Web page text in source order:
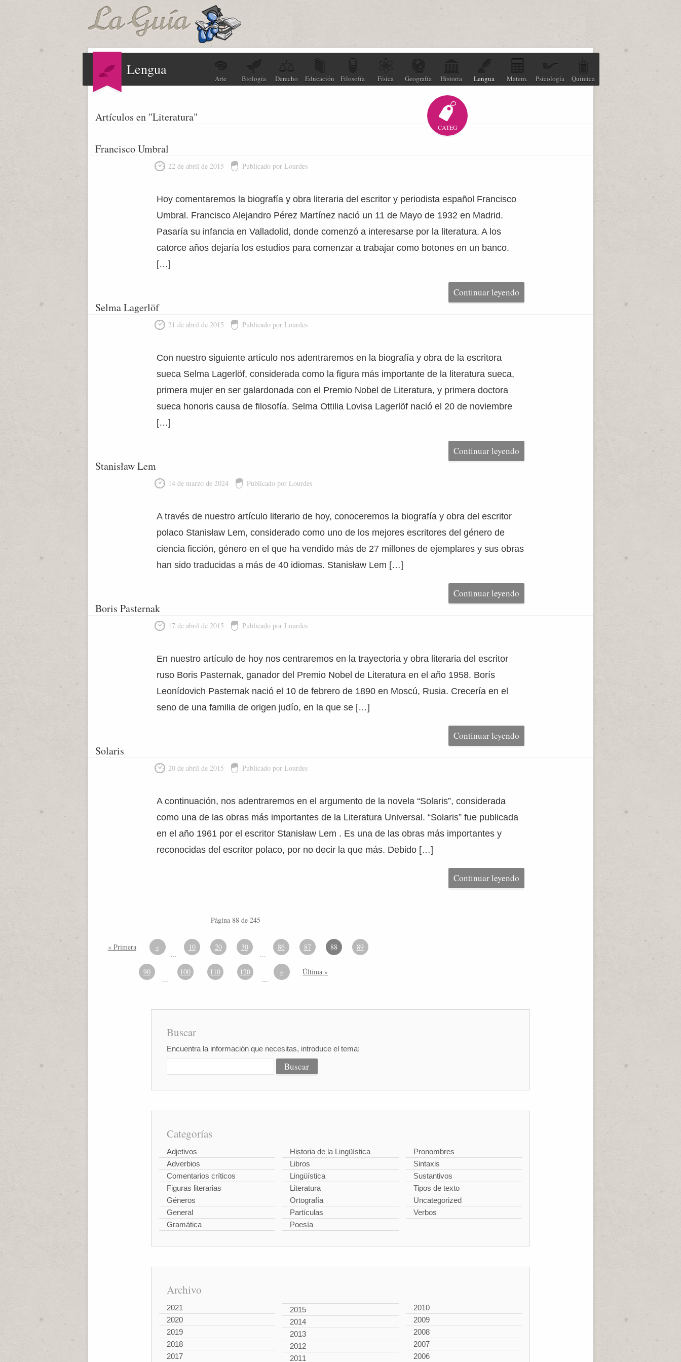
Lengua
Arte Biología Derecho Educación Filosofía Física Geografía Historia Lengua Matem. Psicología Química
Artículos en "Literatura"
CATEG
Francisco Umbral
22 de abril de 2015 Publicado por Lourdes
Hoy comentaremos la biografía y obra literaria del escritor y periodista español Francisco
Umbral. Francisco Alejandro Pérez Martínez nació un 11 de Mayo de 1932 en Madrid.
Pasaría su infancia en Valladolid, donde comenzó a interesarse por la literatura. A los
catorce años dejaría los estudios para comenzar a trabajar como botones en un banco.
[…]
Continuar leyendo
Selma Lagerlöf
21 de abril de 2015 Publicado por Lourdes
Con nuestro siguiente artículo nos adentraremos en la biografía y obra de la escritora
sueca Selma Lagerlöf, considerada como la figura más importante de la literatura sueca,
primera mujer en ser galardonada con el Premio Nobel de Literatura, y primera doctora
sueca honoris causa de filosofía. Selma Ottilia Lovisa Lagerlöf nació el 20 de noviembre
[…]
Continuar leyendo
Stanisław Lem
14 de marzo de 2024 Publicado por Lourdes
A través de nuestro artículo literario de hoy, conoceremos la biografía y obra del escritor
polaco Stanisław Lem, considerado como uno de los mejores escritores del género de
ciencia ficción, género en el que ha vendido más de 27 millones de ejemplares y sus obras
han sido traducidas a más de 40 idiomas. Stanisław Lem […]
Continuar leyendo
Boris Pasternak
17 de abril de 2015 Publicado por Lourdes
En nuestro artículo de hoy nos centraremos en la trayectoria y obra literaria del escritor
ruso Boris Pasternak, ganador del Premio Nobel de Literatura en el año 1958. Borís
Leonídovich Pasternak nació el 10 de febrero de 1890 en Moscú, Rusia. Crecería en el
seno de una familia de origen judío, en la que se […]
Continuar leyendo
Solaris
20 de abril de 2015 Publicado por Lourdes
A continuación, nos adentraremos en el argumento de la novela “Solaris”, considerada
como una de las obras más importantes de la Literatura Universal. “Solaris” fue publicada
en el año 1961 por el escritor Stanisław Lem . Es una de las obras más importantes y
reconocidas del escritor polaco, por no decir la que más. Debido […]
Continuar leyendo
Página 88 de 245
« Primera «
...
10 20 30
...
86 87 88 89
90
...
100 110 120
...
» Última »
Buscar
Encuentra la información que necesitas, introduce el tema:
Categorías
Adjetivos
Adverbios
Comentarios críticos
Figuras literarias
Géneros
General
Gramática
Historia de la Lingüística
Libros
Lingüística
Literatura
Ortografía
Partículas
Poesía
Pronombres
Sintaxis
Sustantivos
Tipos de texto
Uncategorized
Verbos
Archivo
2021
2020
2019
2018
2017
2015
2014
2013
2012
2011
2010
2009
2008
2007
2006